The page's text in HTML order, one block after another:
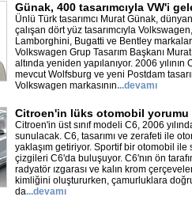
Günak, 400 tasarımcıyla VW'i
Ünlü Türk tasarımcı Murat Günak,
çalışan dört yüz tasarımcıyla
Lamborghini, Bugatti ve Bentley
Volkswagen Grup Tasarım Başkanı
altında yeniden yapılanıyor. 2006
mevcut Wolfsburg ve yeni Postdam
Volkswagen markasının...devamı
Citroen'in lüks otomobil yorumu
Citroen'in üst sınıf modeli C6, 2006
sunulacak. C6, tasarımı ve zerafeti ile
yaklaşım getiriyor. Sportif bir otomobil ile
çizgileri C6'da buluşuyor. C6'nın ön
radyatör ızgarası ve kalın krom
kimliğini oluştururken, çamurluklara
da...devamı